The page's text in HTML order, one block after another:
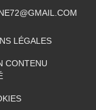
LÉGALES
CONTENU